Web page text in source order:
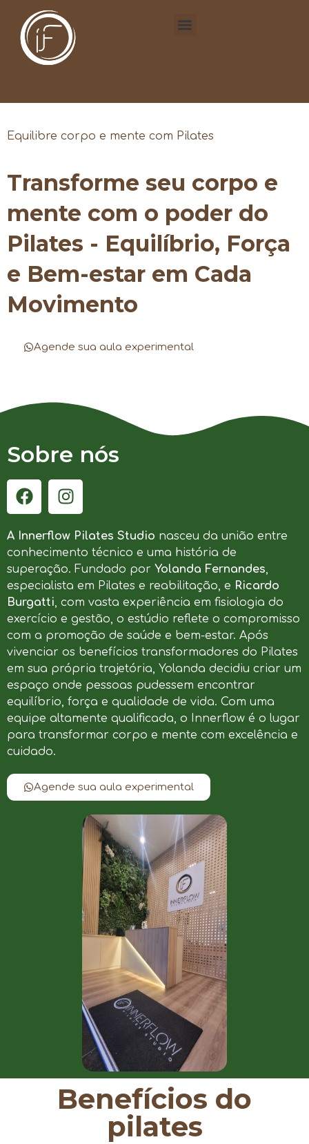
Equilibre corpo e mente com Pilates
Transforme seu corpo e
mente com o poder do
Pilates - Equilíbrio, Força
e Bem-estar em Cada
Movimento
Agende sua aula experimental
Sobre nós
A Innerflow Pilates Studio nasceu da união entre
conhecimento técnico e uma história de
superação. Fundado por Yolanda Fernandes,
especialista em Pilates e reabilitação, e Ricardo
Burgatti, com vasta experiência em fisiologia do
exercício e gestão, o estúdio reflete o compromisso
com a promoção de saúde e bem-estar. Após
vivenciar os benefícios transformadores do Pilates
em sua própria trajetória, Yolanda decidiu criar um
espaço onde pessoas pudessem encontrar
equilíbrio, força e qualidade de vida. Com uma
equipe altamente qualificada, o Innerflow é o lugar
para transformar corpo e mente com excelência e
cuidado.
Agende sua aula experimental
Benefícios do
pilates